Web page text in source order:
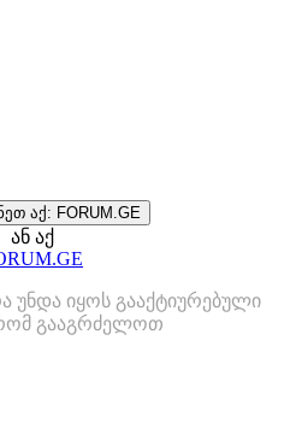
აქ: FORUM.GE
ან აქ
უნდა იყოს გააქტიურებული
გააგრძელოთ